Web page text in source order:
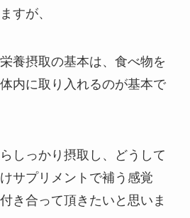
すが、
養摂取の基本は、食べ物を
内に取り入れるのが基本で
しっかり摂取し、どうして
サプリメントで補う感覚
き合って頂きたいと思いま